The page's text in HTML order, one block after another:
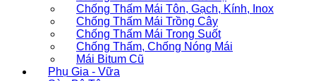
Chống Thấm Mái Tôn, Gạch, Kính, Inox
Chống Thấm Mái Trồng Cây
Chống Thấm Mái Trong Suốt
Chống Thấm, Chống Nóng Mái
Mái Bitum Cũ
Phụ Gia - Vữa